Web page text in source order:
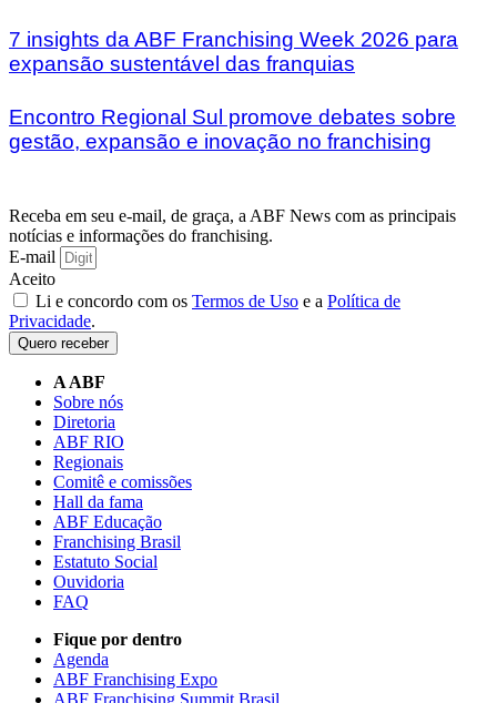
7 insights da ABF Franchising Week 2026 para
expansão sustentável das franquias
Encontro Regional Sul promove debates sobre
gestão, expansão e inovação no franchising
Receba em seu e-mail, de graça, a ABF News com as principais
notícias e informações do franchising.
E-mail
Aceito
Li e concordo com os Termos de Uso e a Política de
Privacidade.
Quero receber
A ABF
Sobre nós
Diretoria
ABF RIO
Regionais
Comitê e comissões
Hall da fama
ABF Educação
Franchising Brasil
Estatuto Social
Ouvidoria
FAQ
Fique por dentro
Agenda
ABF Franchising Expo
ABF Franchising Summit Brasil